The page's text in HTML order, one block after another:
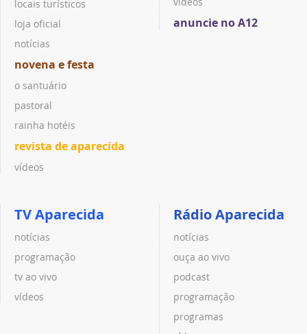
locais turísticos
loja oficial
notícias
novena e festa
o santuário
pastoral
rainha hotéis
revista de aparecida
vídeos
anuncie no A12
TV Aparecida
notícias
programação
tv ao vivo
vídeos
Rádio Aparecida
notícias
ouça ao vivo
podcast
programação
programas